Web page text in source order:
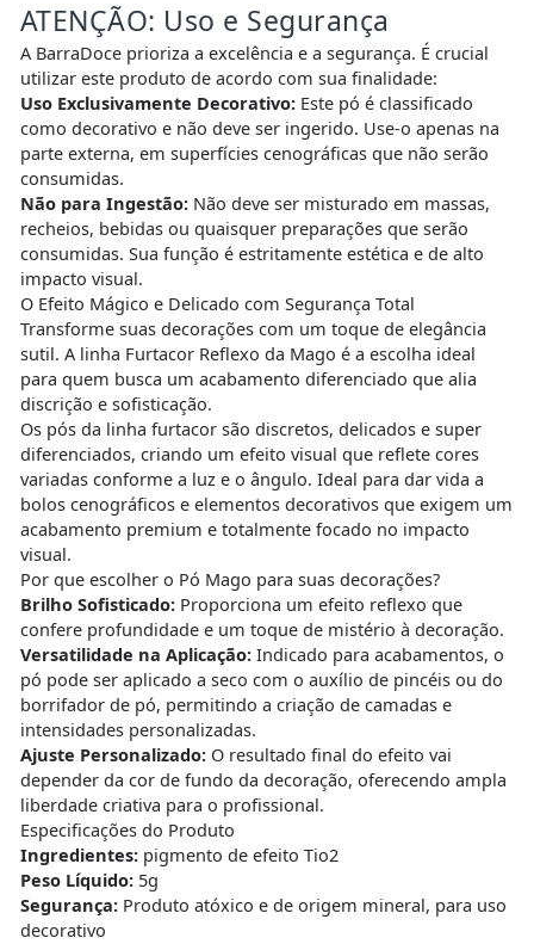
ATENÇÃO: Uso e Segurança
A BarraDoce prioriza a excelência e a segurança. É crucial
utilizar este produto de acordo com sua finalidade:
Uso Exclusivamente Decorativo:Este pó é classificado
como decorativo e não deve ser ingerido. Use-o apenas na
parte externa, em superfícies cenográficas que não serão
consumidas.
Não para Ingestão:Não deve ser misturado em massas,
recheios, bebidas ou quaisquer preparações que serão
consumidas. Sua função é estritamente estética e de alto
impacto visual.
O Efeito Mágico e Delicado com Segurança Total
Transforme suas decorações com um toque de elegância
sutil. A linha Furtacor Reflexo da Mago é a escolha ideal
para quem busca um acabamento diferenciado que alia
discrição e sofisticação.
Os pós da linha furtacor são discretos, delicados e super
diferenciados, criando um efeito visual que reflete cores
variadas conforme a luz e o ângulo. Ideal para dar vida a
bolos cenográficos e elementos decorativos que exigem um
acabamento premium e totalmente focado no impacto
visual.
Por que escolher o Pó Mago para suas decorações?
Brilho Sofisticado:Proporciona um efeito reflexo que
confere profundidade e um toque de mistério à decoração.
Versatilidade na Aplicação:Indicado para acabamentos, o
pó pode ser aplicado a seco com o auxílio de pincéis ou do
borrifador de pó, permitindo a criação de camadas e
intensidades personalizadas.
Ajuste Personalizado:O resultado final do efeito vai
depender da cor de fundo da decoração, oferecendo ampla
liberdade criativa para o profissional.
Especificações do Produto
Ingredientes:pigmento de efeito Tio2
Peso Líquido:5g
Segurança:Produto atóxico e de origem mineral, para uso
decorativo